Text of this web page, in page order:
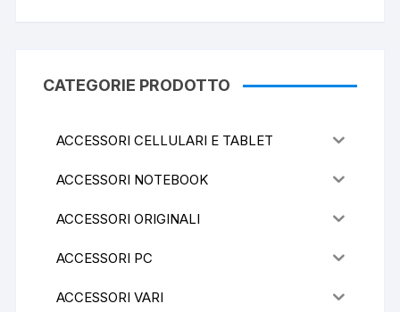
CATEGORIE PRODOTTO
ACCESSORI CELLULARI E TABLET
ACCESSORI NOTEBOOK
ACCESSORI ORIGINALI
ACCESSORI PC
ACCESSORI VARI